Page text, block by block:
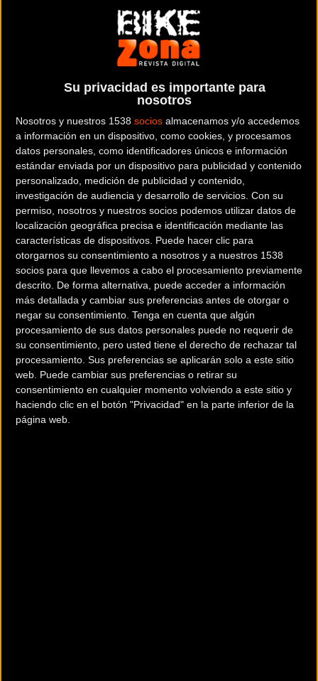
Su privacidad es importante para
nosotros
Nosotros y nuestros 1538 socios almacenamos y/o accedemos
a información en un dispositivo, como cookies, y procesamos
datos personales, como identificadores únicos e información
estándar enviada por un dispositivo para publicidad y contenido
personalizado, medición de publicidad y contenido,
investigación de audiencia y desarrollo de servicios. Con su
permiso, nosotros y nuestros socios podemos utilizar datos de
localización geográfica precisa e identificación mediante las
características de dispositivos. Puede hacer clic para
otorgarnos su consentimiento a nosotros y a nuestros 1538
socios para que llevemos a cabo el procesamiento previamente
descrito. De forma alternativa, puede acceder a información
más detallada y cambiar sus preferencias antes de otorgar o
negar su consentimiento. Tenga en cuenta que algún
procesamiento de sus datos personales puede no requerir de
su consentimiento, pero usted tiene el derecho de rechazar tal
procesamiento. Sus preferencias se aplicarán solo a este sitio
web. Puede cambiar sus preferencias o retirar su
consentimiento en cualquier momento volviendo a este sitio y
haciendo clic en el botón "Privacidad" en la parte inferior de la
página web.
mientras que el domingo se disputará el
de Alcantarilla (Murcia), valedero para una
Jordi López yÁlex Jaimeocupan la tercera y la
“Acudimos alTrofeo Guerritareforzados por lo vivido en Don
Benito”, aseveraJon Armendariz, director deportivo del
Equipo Lizarte. “ Vamos con confianza porque el buen trabajo
de este invierno salió a flote ya en la primera carrera y nuestro
objetivo es luchar por la victoria. El recorrido es más sencillo
que otros años; el Alto de la Perdiz (1ª, km 107) marcará la
carrera, pero lo más importante es el tramo que hay desde que
se corone este puerto hasta meta. En cuanto a la Goierriko
Itzulia , es una prueba típica del calendario vasco, con un largo
tramo llano y un puerto antes de meta, en este caso Azkarate
(2ª, km 95). En principio la carrera se resolverá entre un grupo
amplio, y eso dejará opciones a los ciclistas rápidos. Alineamos
un equipo muy joven que tendrá la oportunidad de
experimentarse en este tipo de prueba”.
Goierriko Itzulia(Urretxu - Guipúzcoa, 119 km, 07/03, 15:30,
Torneo Lehendakari)